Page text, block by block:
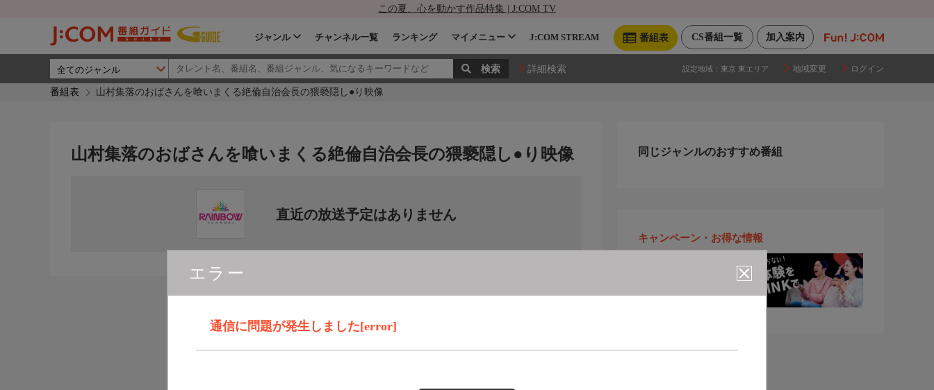
この夏、心を動かす作品特集 | J:COM TV
加入案内
CS番組一覧
番組表
ジャンル チャンネル一覧 ランキング マイメニュー J:COM STREAM
詳細検索 設定地域： 東京 東エリア 地域変更 ログイン
番組表 山村集落のおばさんを喰いまくる絶倫自治会長の猥褻隠し●り映像
エラー
通信に問題が発生しました[error]
山村集落のおばさんを喰いまくる絶倫自治会長の猥褻隠し●り映像
直近の放送予定はありません
同じジャンルのおすすめ番組
キャンペーン・お得な情報